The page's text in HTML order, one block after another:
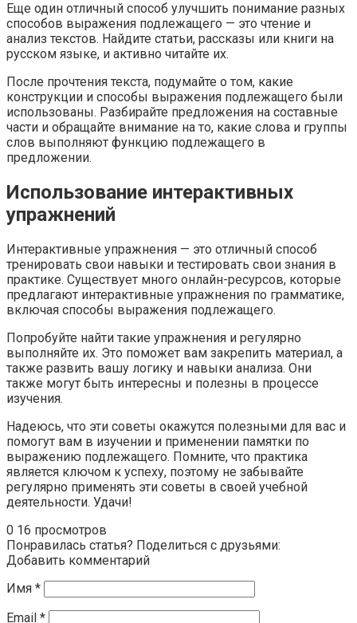
Еще один отличный способ улучшить понимание разных
способов выражения подлежащего — это чтение и
анализ текстов. Найдите статьи, рассказы или книги на
русском языке, и активно читайте их.
После прочтения текста, подумайте о том, какие
конструкции и способы выражения подлежащего были
использованы. Разбирайте предложения на составные
части и обращайте внимание на то, какие слова и группы
слов выполняют функцию подлежащего в
предложении.
Использование интерактивных
упражнений
Интерактивные упражнения — это отличный способ
тренировать свои навыки и тестировать свои знания в
практике. Существует много онлайн-ресурсов, которые
предлагают интерактивные упражнения по грамматике,
включая способы выражения подлежащего.
Попробуйте найти такие упражнения и регулярно
выполняйте их. Это поможет вам закрепить материал, а
также развить вашу логику и навыки анализа. Они
также могут быть интересны и полезны в процессе
изучения.
Надеюсь, что эти советы окажутся полезными для вас и
помогут вам в изучении и применении памятки по
выражению подлежащего. Помните, что практика
является ключом к успеху, поэтому не забывайте
регулярно применять эти советы в своей учебной
деятельности. Удачи!
0 16 просмотров
Понравилась статья? Поделиться с друзьями:
Добавить комментарий
Имя *
Email *